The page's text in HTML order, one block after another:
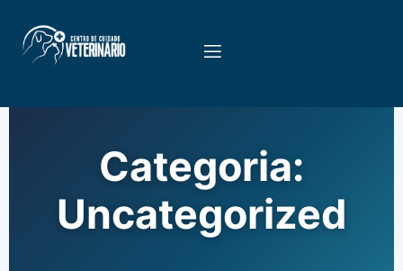
Categoria:
Uncategorized